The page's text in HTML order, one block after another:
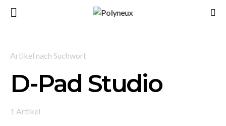
Artikel nach Suchwort
D-Pad Studio
1 Artikel